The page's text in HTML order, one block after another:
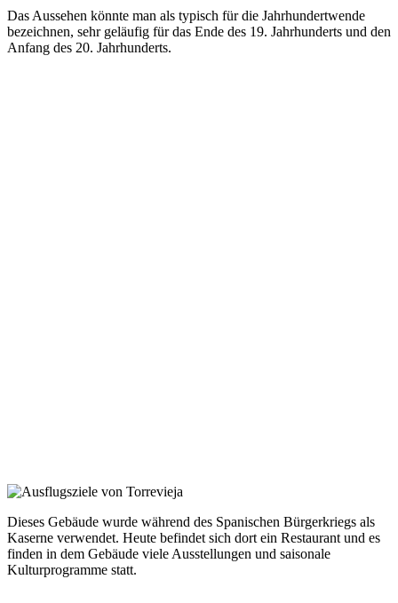
Das Aussehen könnte man als typisch für die Jahrhundertwende
bezeichnen, sehr geläufig für das Ende des 19. Jahrhunderts und den
Anfang des 20. Jahrhunderts.
Dieses Gebäude wurde während des Spanischen Bürgerkriegs als
Kaserne verwendet. Heute befindet sich dort ein Restaurant und es
finden in dem Gebäude viele Ausstellungen und saisonale
Kulturprogramme statt.